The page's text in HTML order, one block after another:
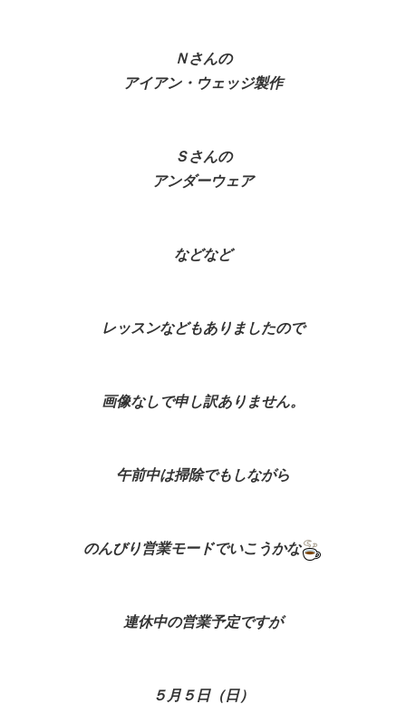
Ｎさんの
アイアン・ウェッジ製作
Ｓさんの
アンダーウェア
などなど
レッスンなどもありましたので
画像なしで申し訳ありません。
午前中は掃除でもしながら
のんびり営業モードでいこうかな
連休中の営業予定ですが
５月５日（日）